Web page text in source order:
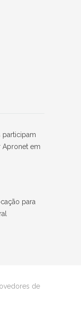
participam
Apronet em
para
de